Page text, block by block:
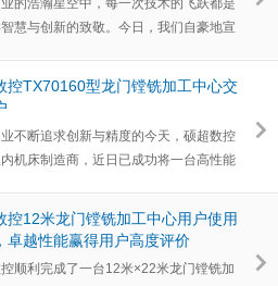
的浩瀚星空中，‌每一次技术的飞跃都是
慧与创新的致敬。‌今日，‌我们自豪地宣
控TX70160型龙门镗铣加工中心交
不断追求创新与精度的今天，硕超数控
机床制造商，‌近日已成功将一台高性能
控12米龙门镗铣加工中心用户使用
卓越性能赢得用户高度评价
顺利完成了一台12米×22米龙门镗铣加